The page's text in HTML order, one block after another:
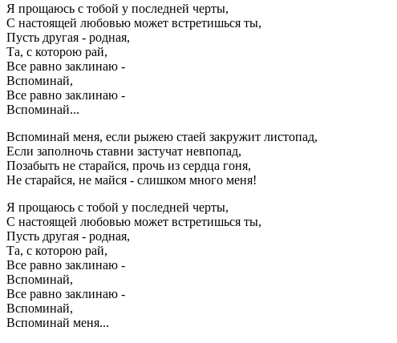
Я прощаюсь с тобой у последней черты,
С настоящей любовью может встретишься ты,
Пусть другая - родная,
Та, с которою рай,
Все равно заклинаю -
Вспоминай,
Все равно заклинаю -
Вспоминай...
Вспоминай меня, если рыжею стаей закружит листопад,
Если заполночь ставни застучат невпопад,
Позабыть не старайся, прочь из сердца гоня,
Не старайся, не майся - слишком много меня!
Я прощаюсь с тобой у последней черты,
С настоящей любовью может встретишься ты,
Пусть другая - родная,
Та, с которою рай,
Все равно заклинаю -
Вспоминай,
Все равно заклинаю -
Вспоминай,
Вспоминай меня...